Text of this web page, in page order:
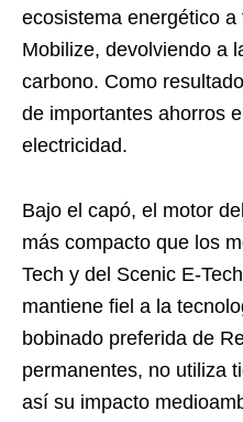
ecosistema energético
Mobilize, devolviendo a
carbono. Como
de importantes ahorros
electricidad.
Bajo el capó, el motor
más compacto que los
Tech y del Scenic E-
mantiene fiel a la
bobinado preferida de
permanentes, no utiliza
así su impacto